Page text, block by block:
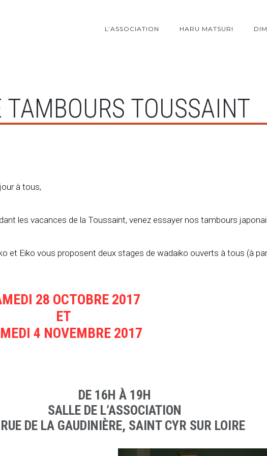
L’ASSOCIATION HARU MATSURI
TAMBOURS TOUSSAINT
à tous,
les vacances de la Toussaint, venez essayer nos tambours
et Eiko vous proposent deux stages de wadaiko ouverts à tous (à
28 OCTOBRE 2017
ET
4 NOVEMBRE 2017
DE 16H À 19H
SALLE DE L’ASSOCIATION
DE LA GAUDINIÈRE, SAINT CYR SUR LOIRE